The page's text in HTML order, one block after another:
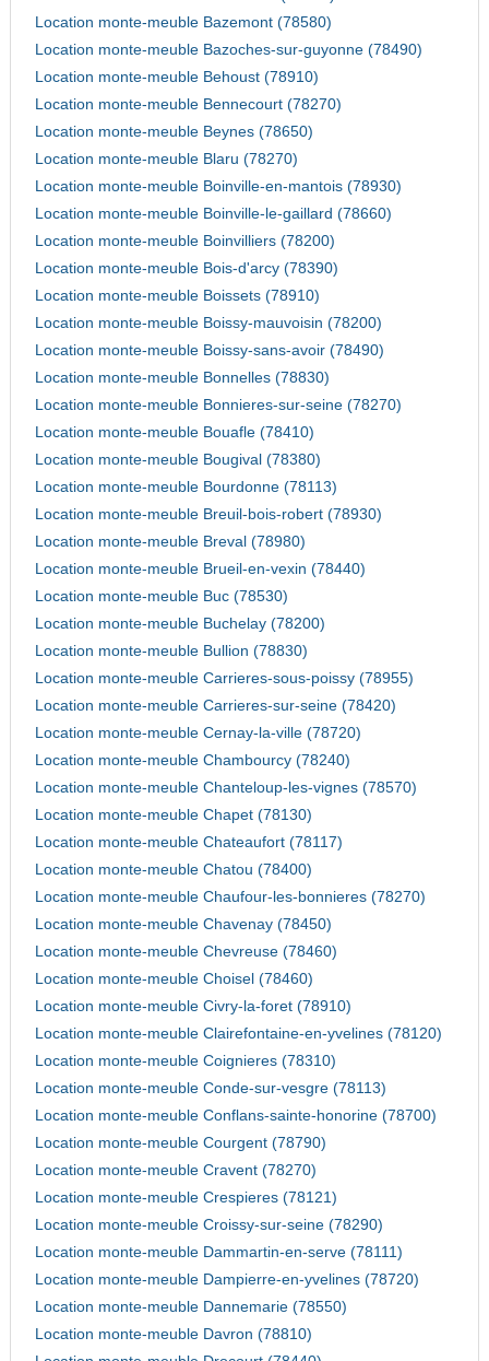
Location monte-meuble Bazemont (78580)
Location monte-meuble Bazoches-sur-guyonne (78490)
Location monte-meuble Behoust (78910)
Location monte-meuble Bennecourt (78270)
Location monte-meuble Beynes (78650)
Location monte-meuble Blaru (78270)
Location monte-meuble Boinville-en-mantois (78930)
Location monte-meuble Boinville-le-gaillard (78660)
Location monte-meuble Boinvilliers (78200)
Location monte-meuble Bois-d'arcy (78390)
Location monte-meuble Boissets (78910)
Location monte-meuble Boissy-mauvoisin (78200)
Location monte-meuble Boissy-sans-avoir (78490)
Location monte-meuble Bonnelles (78830)
Location monte-meuble Bonnieres-sur-seine (78270)
Location monte-meuble Bouafle (78410)
Location monte-meuble Bougival (78380)
Location monte-meuble Bourdonne (78113)
Location monte-meuble Breuil-bois-robert (78930)
Location monte-meuble Breval (78980)
Location monte-meuble Brueil-en-vexin (78440)
Location monte-meuble Buc (78530)
Location monte-meuble Buchelay (78200)
Location monte-meuble Bullion (78830)
Location monte-meuble Carrieres-sous-poissy (78955)
Location monte-meuble Carrieres-sur-seine (78420)
Location monte-meuble Cernay-la-ville (78720)
Location monte-meuble Chambourcy (78240)
Location monte-meuble Chanteloup-les-vignes (78570)
Location monte-meuble Chapet (78130)
Location monte-meuble Chateaufort (78117)
Location monte-meuble Chatou (78400)
Location monte-meuble Chaufour-les-bonnieres (78270)
Location monte-meuble Chavenay (78450)
Location monte-meuble Chevreuse (78460)
Location monte-meuble Choisel (78460)
Location monte-meuble Civry-la-foret (78910)
Location monte-meuble Clairefontaine-en-yvelines (78120)
Location monte-meuble Coignieres (78310)
Location monte-meuble Conde-sur-vesgre (78113)
Location monte-meuble Conflans-sainte-honorine (78700)
Location monte-meuble Courgent (78790)
Location monte-meuble Cravent (78270)
Location monte-meuble Crespieres (78121)
Location monte-meuble Croissy-sur-seine (78290)
Location monte-meuble Dammartin-en-serve (78111)
Location monte-meuble Dampierre-en-yvelines (78720)
Location monte-meuble Dannemarie (78550)
Location monte-meuble Davron (78810)